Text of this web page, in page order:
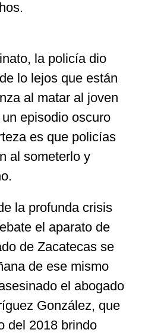
la policía dio
lo lejos que están
al matar al joven
episodio oscuro
es que policías
al someterlo y
la profunda crisis
el aparato de
de Zacatecas se
de ese mismo
el abogado
González, que
del 2018 brindo